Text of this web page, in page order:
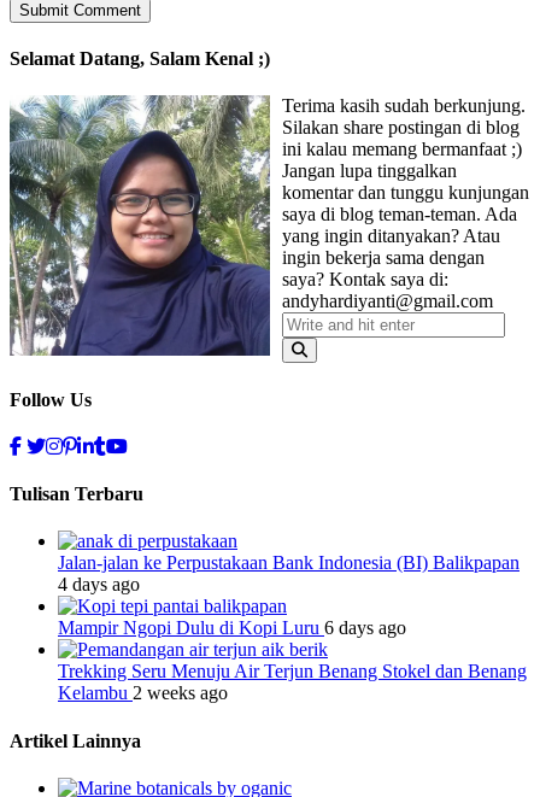
Selamat Datang, Salam Kenal ;)
Terima kasih sudah berkunjung.
Silakan share postingan di blog
ini kalau memang bermanfaat ;)
Jangan lupa tinggalkan
komentar dan tunggu kunjungan
saya di blog teman-teman. Ada
yang ingin ditanyakan? Atau
ingin bekerja sama dengan
saya? Kontak saya di:
andyhardiyanti@gmail.com
Follow Us
Tulisan Terbaru
Jalan-jalan ke Perpustakaan Bank Indonesia (BI) Balikpapan
4 days ago
Mampir Ngopi Dulu di Kopi Luru 6 days ago
Trekking Seru Menuju Air Terjun Benang Stokel dan Benang
Kelambu 2 weeks ago
Artikel Lainnya